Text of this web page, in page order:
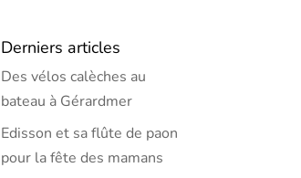
Derniers articles
Des vélos calèches au
bateau à Gérardmer
Edisson et sa flûte de paon
pour la fête des mamans